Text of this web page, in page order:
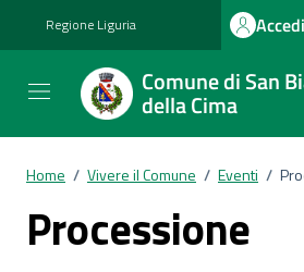
Regione Liguria
Comune di San
della Cima
Home / Vivere il Comune / Eventi /
Processione